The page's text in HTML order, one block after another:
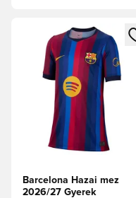
Megnyit egy modált a
Barcelona Hazai mez
2026/27 Gyerek